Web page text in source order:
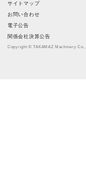
サイトマップ
お問い合わせ
電子公告
関係会社決算公告
Copyright © TAKAMAZ Machinery